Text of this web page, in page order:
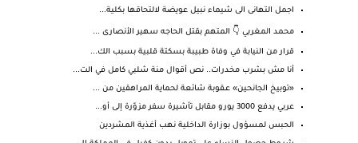
اجمل التهانى الى شيماء نبيل عويضة لالتحاقها بكلية...
محمد المغربي 👇 المتهم بقتل الحاجه سهير الأنصارى ...
قرار من النيابة في وفاة طبيبة بسكتة قلبية بسبب الك...
أنا مش بشرب مخدرات.. نص أقوال منة شلبي كامل في الت...
«توبيخ الجانحين» عـقوبة شائعة لحماية المراهقين من ...
عربي يدفع 3000 يورو مقابل تأشيرة سفر مزوّرة إلى أو...
الحبس لمسؤول بوزارة الداخلية نهب أغذية المشردين